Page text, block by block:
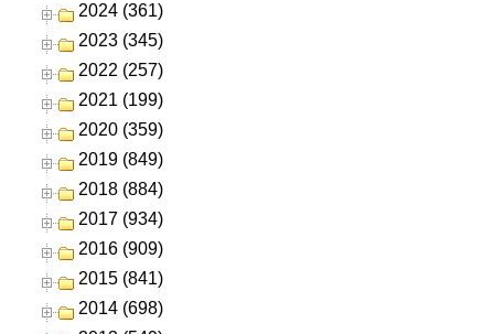
2024 (361)
2023 (345)
2022 (257)
2021 (199)
2020 (359)
2019 (849)
2018 (884)
2017 (934)
2016 (909)
2015 (841)
2014 (698)